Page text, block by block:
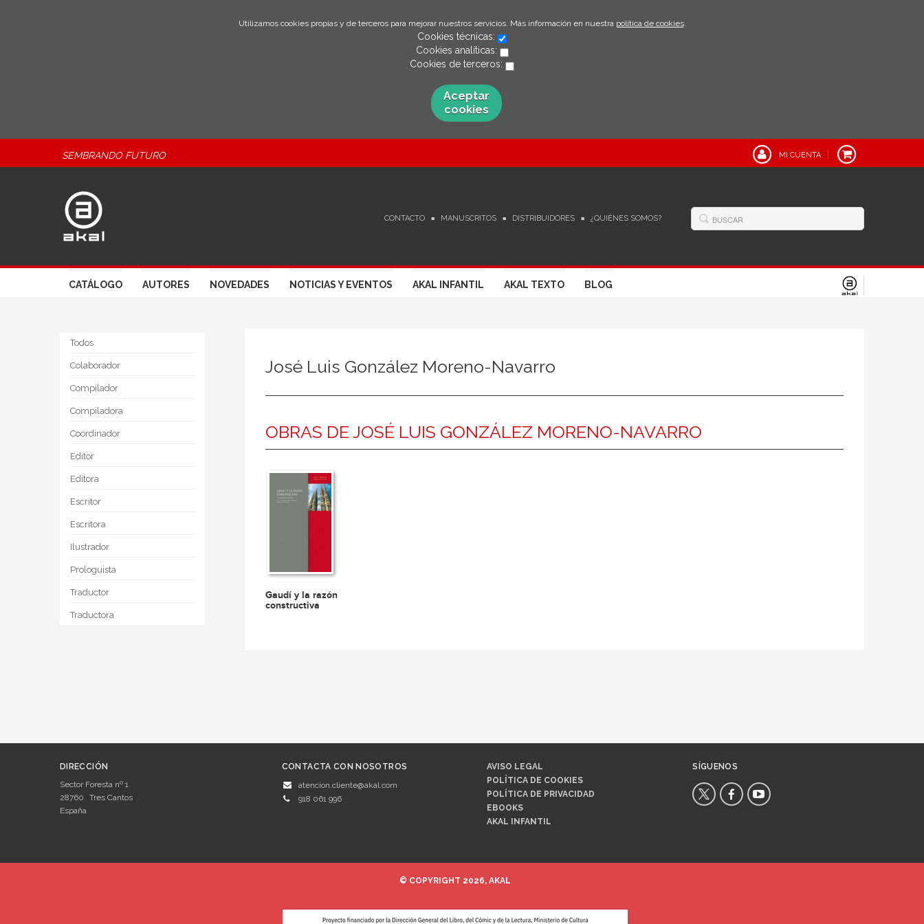
Utilizamos cookies propias y de terceros para mejorar nuestros servicios. Más información en nuestra política de cookies.
Cookies técnicas:
Cookies analíticas:
Cookies de terceros:
Aceptar
cookies
SEMBRANDO FUTURO MI CUENTA
CONTACTO MANUSCRITOS DISTRIBUIDORES ¿QUIÉNES SOMOS?
CATÁLOGO AUTORES NOVEDADES NOTICIAS Y EVENTOS AKAL INFANTIL AKAL TEXTO BLOG
Todos
Colaborador
Compilador
Compiladora
Coordinador
Editor
Editora
Escritor
Escritora
Ilustrador
Prologuista
Traductor
Traductora
José Luis González Moreno-Navarro
OBRAS DE JOSÉ LUIS GONZÁLEZ MORENO-NAVARRO
Gaudí y la razón
constructiva
DIRECCIÓN
Sector Foresta nº 1
28760
Tres Cantos
España
CONTACTA CON NOSOTROS
atencion.cliente@akal.com
918 061 996
AVISO LEGAL
POLÍTICA DE COOKIES
POLÍTICA DE PRIVACIDAD
EBOOKS
AKAL INFANTIL
SÍGUENOS
© COPYRIGHT 2026, AKAL